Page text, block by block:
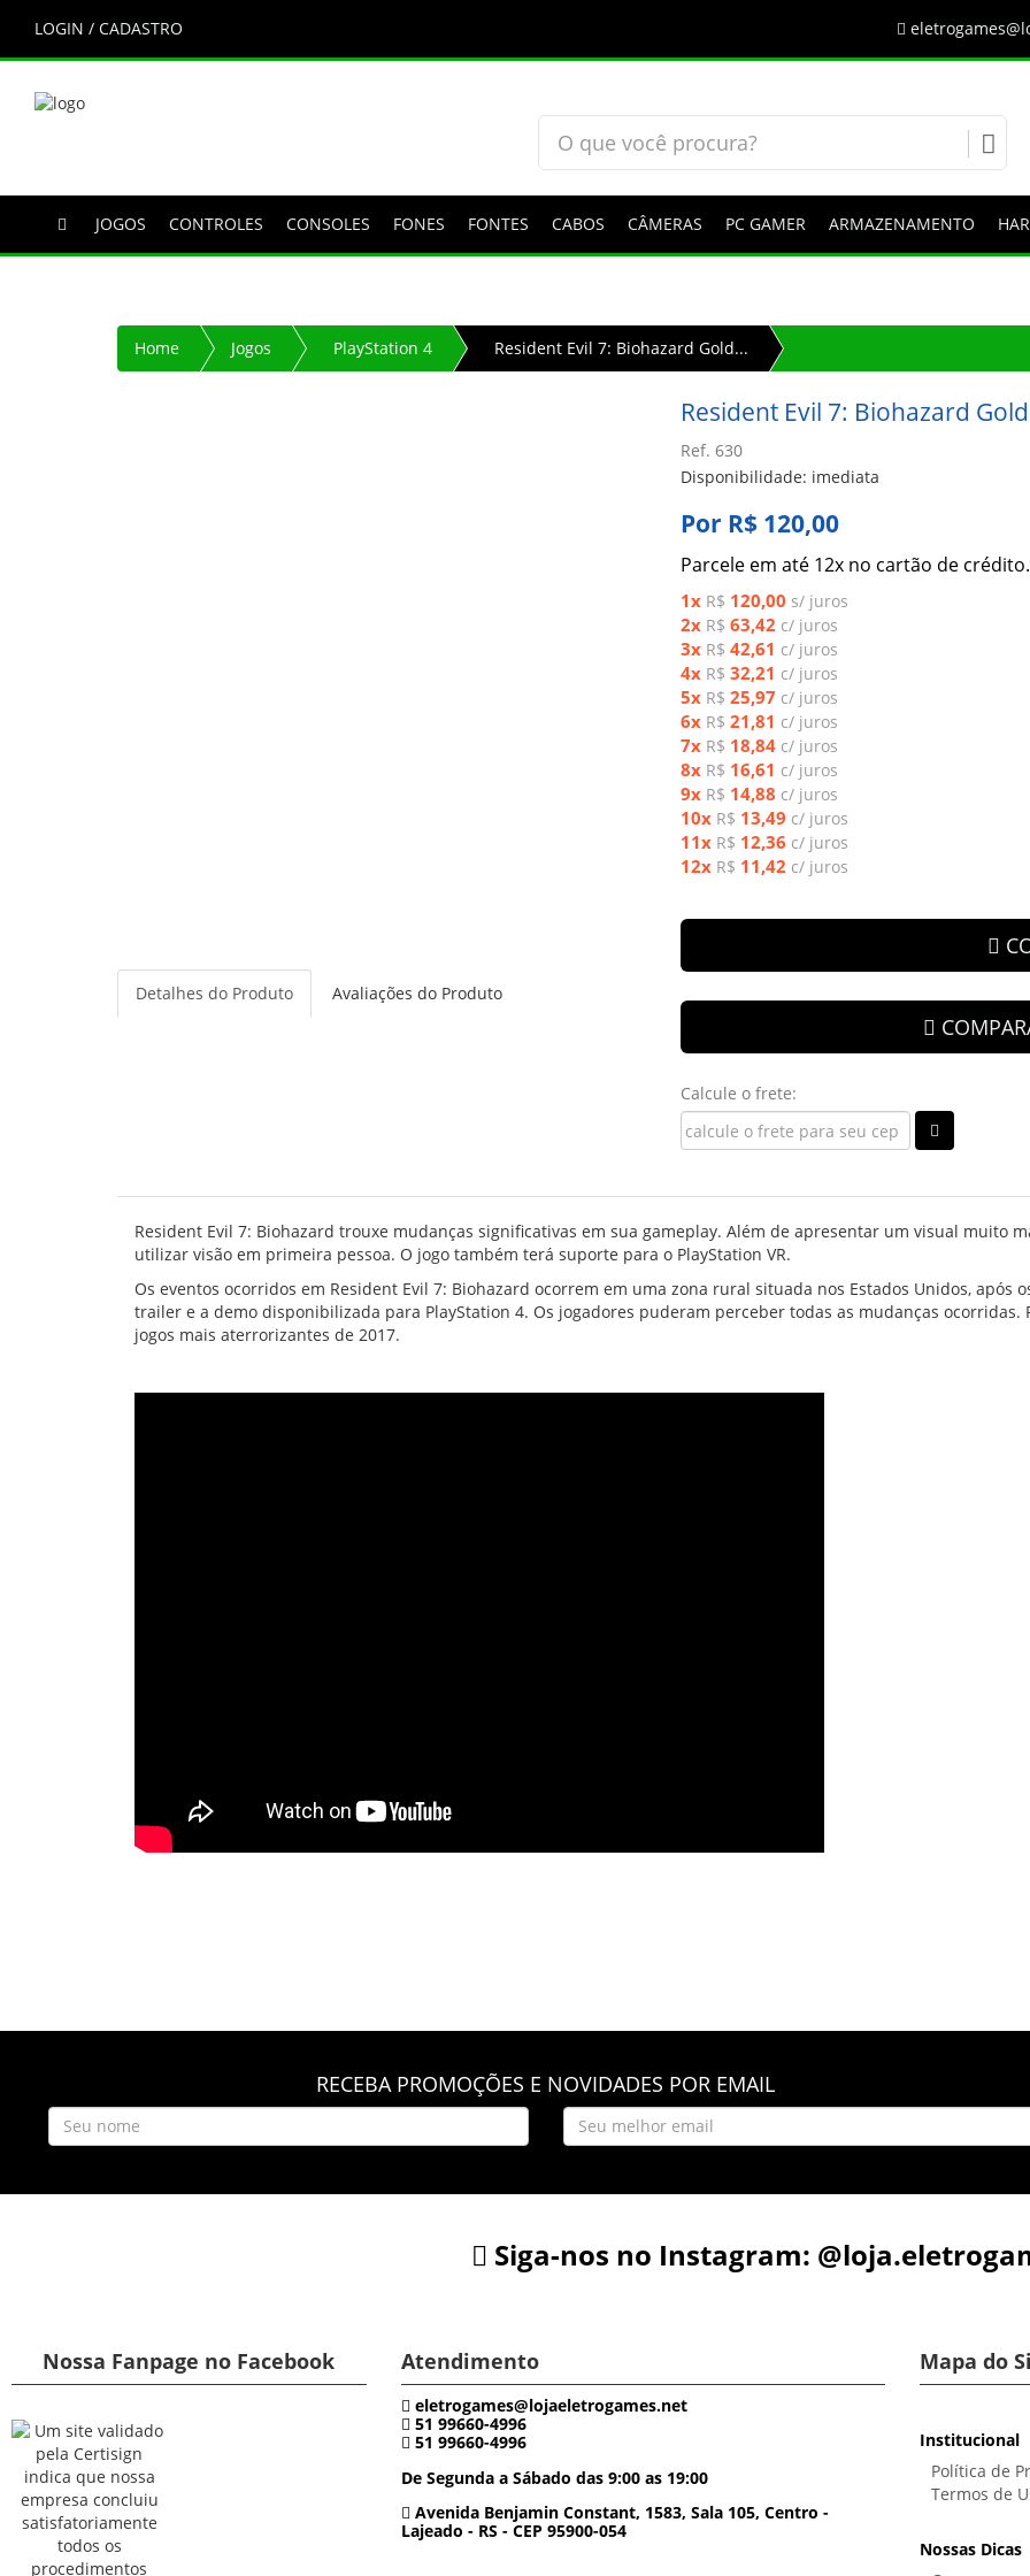
LOGIN / CADASTRO
JOGOS CONTROLES CONSOLES FONES FONTES CABOS CÂMERAS PC GAMER ARMAZENAMENTO
Home Jogos PlayStation 4 Resident Evil 7: Biohazard Gold...
Resident Evil 7: Biohazard
Ref. 630
Disponibilidade: imediata
Por R$ 120,00
Parcele em até 12x no cartão de crédito.
1x R$ 120,00 s/ juros
2x R$ 63,42 c/ juros
3x R$ 42,61 c/ juros
4x R$ 32,21 c/ juros
5x R$ 25,97 c/ juros
6x R$ 21,81 c/ juros
7x R$ 18,84 c/ juros
8x R$ 16,61 c/ juros
9x R$ 14,88 c/ juros
10x R$ 13,49 c/ juros
11x R$ 12,36 c/ juros
12x R$ 11,42 c/ juros
Calcule o frete:
Detalhes do Produto Avaliações do Produto
Resident Evil 7: Biohazard trouxe mudanças significativas em sua gameplay. Além de apresentar um visual muito
utilizar visão em primeira pessoa. O jogo também terá suporte para o PlayStation VR.
Os eventos ocorridos em Resident Evil 7: Biohazard ocorrem em uma zona rural situada nos Estados Unidos, após
trailer e a demo disponibilizada para PlayStation 4. Os jogadores puderam perceber todas as mudanças ocorridas.
jogos mais aterrorizantes de 2017.
RECEBA PROMOÇÕES E NOVIDADES POR EMAIL
Siga-nos no Instagram:
Nossa Fanpage no Facebook Atendimento
eletrogames@lojaeletrogames.net
51 99660-4996
51 99660-4996
De Segunda a Sábado das 9:00 as 19:00
Avenida Benjamin Constant, 1583, Sala 105, Centro -
Lajeado - RS - CEP 95900-054
Mapa do
Institucional
Política de
Termos de
Nossas Dicas